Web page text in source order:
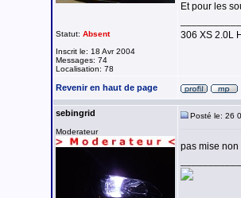
Statut: Absent
Inscrit le: 18 Avr 2004
Messages: 74
Localisation: 78
Et pour les
306 XS 2.0L
Revenir en haut de page
sebingrid
Moderateur
Posté le: 26
pas mise